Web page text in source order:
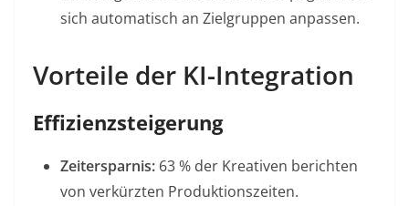
sich automatisch an Zielgruppen anpassen.
Vorteile der KI-Integration
Effizienzsteigerung
Zeitersparnis: 63 % der Kreativen berichten
von verkürzten Produktionszeiten.